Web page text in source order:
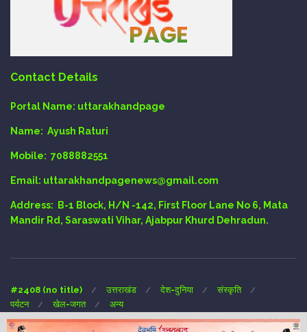
Contact Details
Portal Name: uttarakhandpage
Name: Ayush Raturi
Mobile: 7088882551
Email: uttarakhandpagenews@gmail.com
Address:
B-1 Block, H/N -142, First Floor Lane No 6, Mata
Mandir Rd, Saraswati Vihar, Ajabpur Khurd Dehradun.
#2408 (no title) उत्तराखंड देश-दुनिया
संस्कृति
पर्यटन
खेल-जगत अन्य